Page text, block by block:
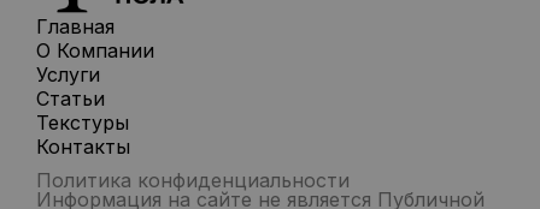
Главная
О Компании
Услуги
Статьи
Текстуры
Контакты
Политика конфиденциальности
Информация на сайте не является Публичной